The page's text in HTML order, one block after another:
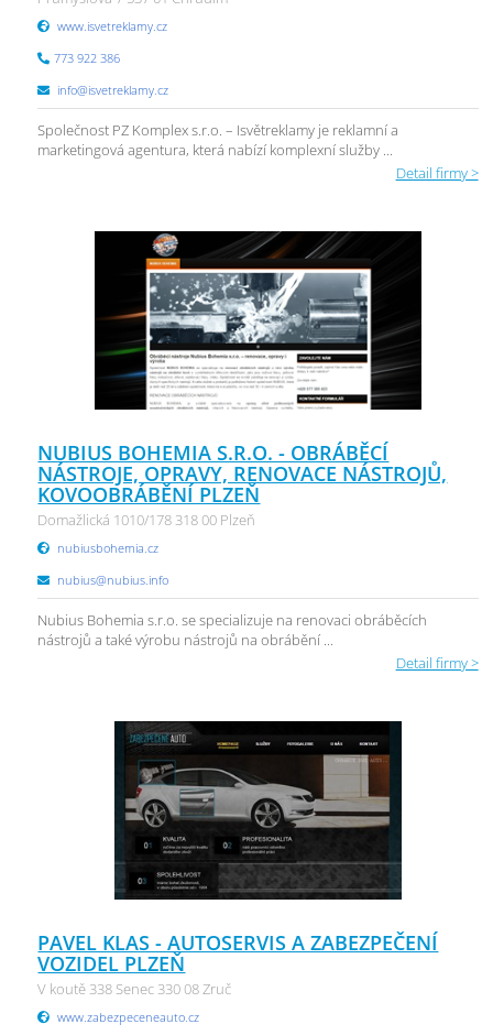
www.isvetreklamy.cz
773 922 386
info@isvetreklamy.cz
Společnost PZ Komplex s.r.o. – Isvětreklamy je reklamní a
marketingová agentura, která nabízí komplexní služby ...
Detail firmy >
NUBIUS BOHEMIA S.R.O. - OBRÁBĚCÍ
NÁSTROJE, OPRAVY, RENOVACE NÁSTROJŮ,
KOVOOBRÁBĚNÍ PLZEŇ
Domažlická 1010/178 318 00 Plzeň
nubiusbohemia.cz
nubius@nubius.info
Nubius Bohemia s.r.o. se specializuje na renovaci obráběcích
nástrojů a také výrobu nástrojů na obrábění ...
Detail firmy >
PAVEL KLAS - AUTOSERVIS A ZABEZPEČENÍ
VOZIDEL PLZEŇ
V koutě 338 Senec 330 08 Zruč
www.zabezpeceneauto.cz